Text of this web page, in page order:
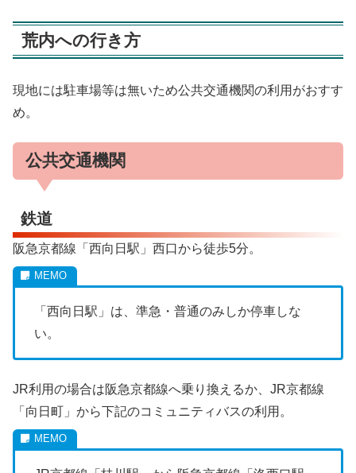
荒内への行き方
現地には駐車場等は無いため公共交通機関の利用がおすす
め。
公共交通機関
鉄道
阪急京都線「西向日駅」西口から徒歩5分。
「西向日駅」は、準急・普通のみしか停車しな
い。
JR利用の場合は阪急京都線へ乗り換えるか、JR京都線
「向日町」から下記のコミュニティバスの利用。